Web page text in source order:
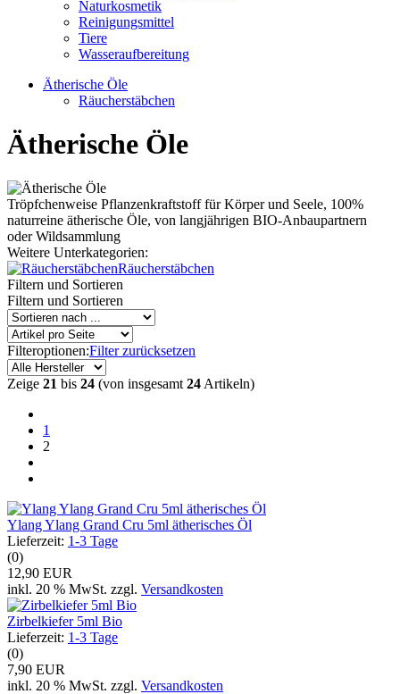
Naturkosmetik
Reinigungsmittel
Tiere
Wasseraufbereitung
Ätherische Öle
Räucherstäbchen
Ätherische Öle
Tröpfchenweise Pflanzenkraftstoff für Körper und Seele, 100%
naturreine ätherische Öle, von langjährigen BIO-Anbaupartnern
oder Wildsammlung
Weitere Unterkategorien:
Räucherstäbchen
Filtern und Sortieren
Filtern und Sortieren
Filteroptionen:Filter zurücksetzen
Zeige 21 bis 24 (von insgesamt 24 Artikeln)
1
2
Ylang Ylang Grand Cru 5ml ätherisches Öl
Lieferzeit: 1-3 Tage
(0)
12,90 EUR
inkl. 20 % MwSt. zzgl. Versandkosten
Zirbelkiefer 5ml Bio
Lieferzeit: 1-3 Tage
(0)
7,90 EUR
inkl. 20 % MwSt. zzgl. Versandkosten